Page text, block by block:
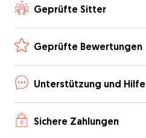
Geprüfte Sitter
Geprüfte Bewertungen
Unterstützung und Hilfe
Sichere Zahlungen